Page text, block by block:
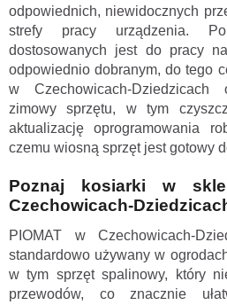
odpowiednich, niewidocznych
strefy pracy urządzenia.
dostosowanych jest do pracy
odpowiednio dobranym, do tego
w Czechowicach-
zimowy sprzętu, w tym
aktualizację oprogramowania
czemu wiosną sprzęt jest gotowy
Poznaj kosiarki w
Czechowicach-
PIOMAT w Czechowicach-
standardowo używany w
w tym sprzęt spalinowy, który
przewodów, co znacznie